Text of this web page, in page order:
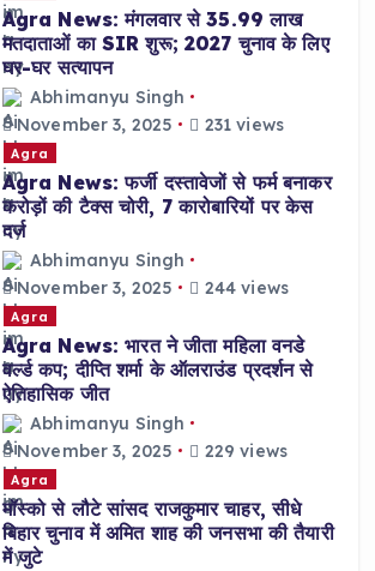
Agra News: मंगलवार से 35.99 लाख
मतदाताओं का SIR शुरू; 2027 चुनाव के लिए
घर-घर सत्यापन
Abhimanyu Singh
November 3, 2025
231 views
Agra
Agra News: फर्जी दस्तावेजों से फर्म बनाकर
करोड़ों की टैक्स चोरी, 7 कारोबारियों पर केस
दर्ज
Abhimanyu Singh
November 3, 2025
244 views
Agra
Agra News: भारत ने जीता महिला वनडे
वर्ल्ड कप; दीप्ति शर्मा के ऑलराउंड प्रदर्शन से
ऐतिहासिक जीत
Abhimanyu Singh
November 3, 2025
229 views
Agra
मॉस्को से लौटे सांसद राजकुमार चाहर, सीधे
बिहार चुनाव में अमित शाह की जनसभा की तैयारी
में जुटे